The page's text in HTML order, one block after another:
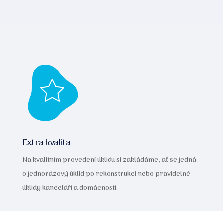
Extra kvalita
Na kvalitním provedení úklidu si zakládáme, ať se jedná
o jednorázový úklid po rekonstrukci nebo pravidelné
úklidy kanceláří a domácností.